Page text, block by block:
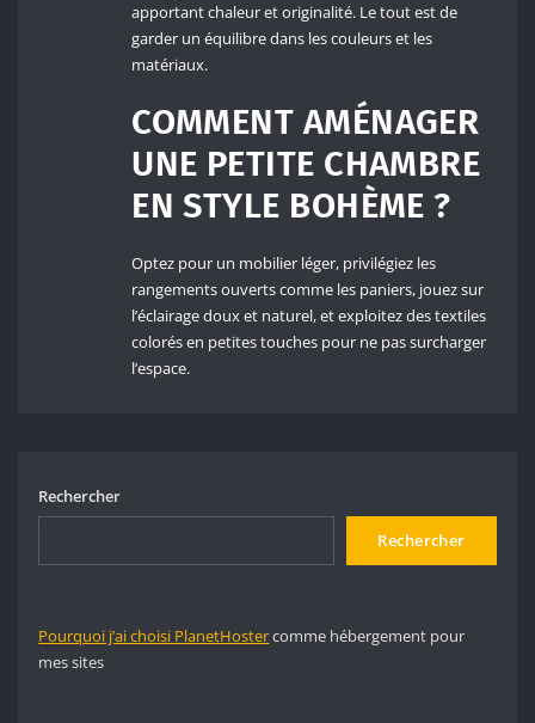
apportant chaleur et originalité. Le tout est de
garder un équilibre dans les couleurs et les
matériaux.
COMMENT AMÉNAGER
UNE PETITE CHAMBRE
EN STYLE BOHÈME ?
Optez pour un mobilier léger, privilégiez les
rangements ouverts comme les paniers, jouez sur
l’éclairage doux et naturel, et exploitez des textiles
colorés en petites touches pour ne pas surcharger
l’espace.
Rechercher
Rechercher
Pourquoi j’ai choisi PlanetHostercomme hébergement pour
mes sites